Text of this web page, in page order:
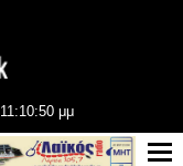
11:10:50 μμ